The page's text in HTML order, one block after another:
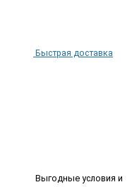
Быстрая доставка
Выгодные условия и